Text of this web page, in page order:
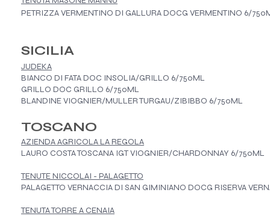
PETRIZZA VERMENTINO DI GALLURA DOCG VERMENTINO 6/
SICILIA
JUDEKA
BIANCO DI FATA DOC INSOLIA/GRILLO 6/750ML
GRILLO DOC GRILLO 6/750ML
BLANDINE VIOGNIER/MULLER TURGAU/ZIBIBBO 6/750ML
TOSCANO
AZIENDA AGRICOLA LA REGOLA
LAURO COSTA TOSCANA IGT VIOGNIER/CHARDONNAY 6/750ML
TENUTE NICCOLAI - PALAGETTO
PALAGETTO VERNACCIA DI SAN GIMINIANO DOCG RISERVA
TENUTA TORRE A CENAIA